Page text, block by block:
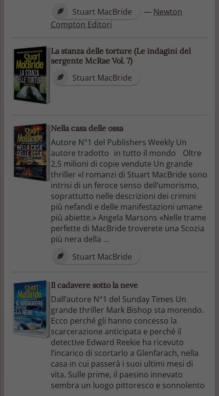
Stuart MacBride
— Newton
Compton Editori
La stanza delle torture (Le indagini del
sergente McRae Vol. 7)
Stuart MacBride
Nella casa delle ossa
Autore N°1 del Publishers Weekly Un
autore tradotto in tutto il mondo Oltre
2,5 milioni di copie vendute Un grande
thriller «I romanzi di Stuart MacBride sono
intrisi di un feroce senso dell’umorismo,
soprattutto nelle descrizioni dei crimini
più nefandi e delle manifestazioni umane
più abiette.» Angela Marsons «Nelle trame
perfette di MacBride troverete una Scozia
più nera della ...
Stuart MacBride
Il cadavere sotto la neve
Dall’autore N°1 del Sunday Times Un
grande thriller Mark Bishop sta morendo.
Ecco perché gli hanno concesso la
scarcerazione anticipata e perché il
detective Edward Reekie ha ricevuto
l’incarico di scortarlo a Glenfarach, nella
casa in cui passerà i suoi ultimi mesi di
vita. Sulle prime, il paesino innevato
sembra un luogo pittoresco e sonnolento